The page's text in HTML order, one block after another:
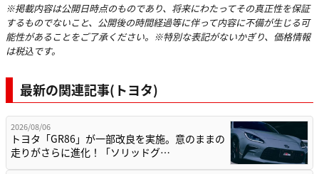
※掲載内容は公開日時点のものであり、将来にわたってその真正性を保証
するものでないこと、公開後の時間経過等に伴って内容に不備が生じる可
能性があることをご了承ください。※特別な表記がないかぎり、価格情報
は税込です。
最新の関連記事(トヨタ)
2026/08/06
トヨタ「GR86」が一部改良を実施。意のままの
走りがさらに進化！「ソリッドグ…